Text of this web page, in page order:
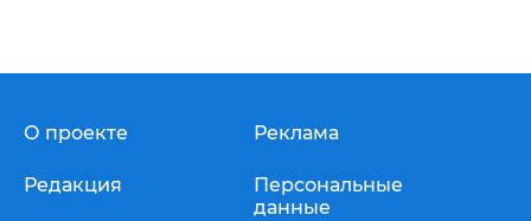
О проекте
Редакция
Реклама
Персональные
данные